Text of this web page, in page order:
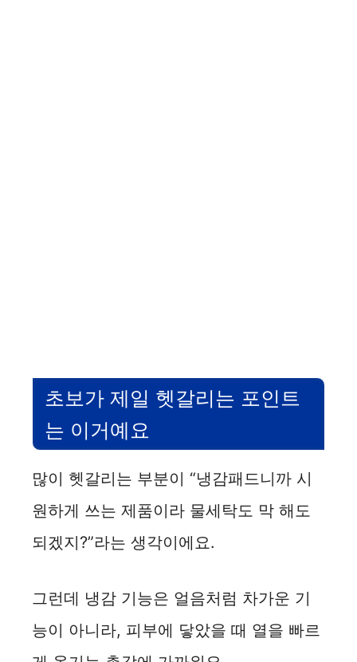
초보가 제일 헷갈리는 포인트
는 이거예요
많이 헷갈리는 부분이 “냉감패드니까 시
원하게 쓰는 제품이라 물세탁도 막 해도
되겠지?”라는 생각이에요.
그런데 냉감 기능은 얼음처럼 차가운 기
능이 아니라, 피부에 닿았을 때 열을 빠르